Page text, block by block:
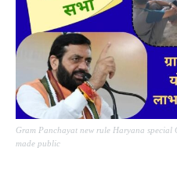
Gram Panchayat new rule Haryana special
made public